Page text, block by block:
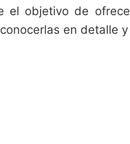
el objetivo de
en detalle